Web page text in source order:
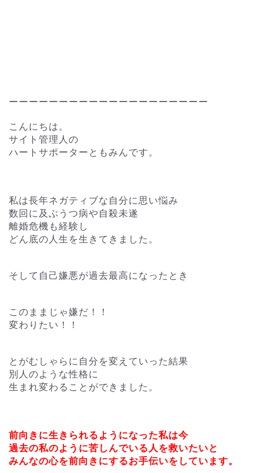
ーーーーーーーーーーーーーーーーーーーー
こんにちは。
サイト管理人の
ハートサポーターともみんです。
私は長年ネガティブな自分に思い悩み
数回に及ぶうつ病や自殺未遂
離婚危機も経験し
どん底の人生を生きてきました。
そして自己嫌悪が過去最高になったとき
このままじゃ嫌だ！！
変わりたい！！
とがむしゃらに自分を変えていった結果
別人のような性格に
生まれ変わることができました。
前向きに生きられるようになった私は今
過去の私のように苦しんでいる人を救いたいと
みんなの心を前向きにするお手伝いをしています。